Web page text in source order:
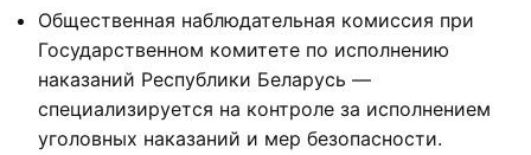
Общественная наблюдательная комиссия при
Государственном комитете по исполнению
наказаний Республики Беларусь —
специализируется на контроле за исполнением
уголовных наказаний и мер безопасности.